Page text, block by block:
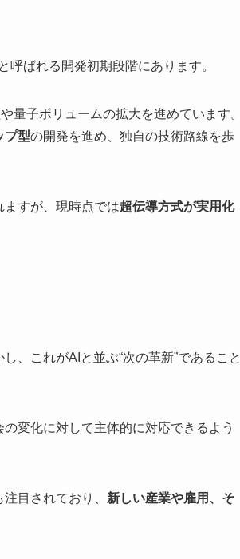
ばれる開発初期段階にあります。
量子ボリュームの拡大を進めています。
プ型の開発を進め、独自の技術路線を歩
ますが、現時点では超伝導方式が実用化
、これがAIと並ぶ“次の革新”であること
変化に対して主体的に対応できるよう
目されており、 新しい産業や雇用、そ